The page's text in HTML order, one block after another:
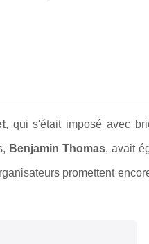
, qui s'était imposé avec
Benjamin Thomas, avait
promettent